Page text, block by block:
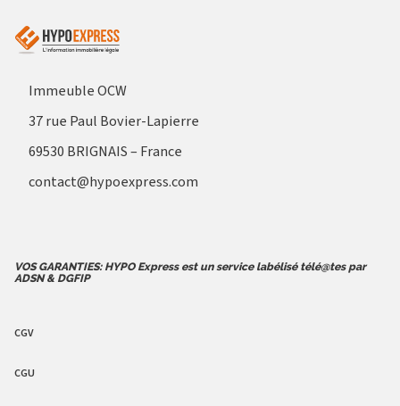
Immeuble OCW
37 rue Paul Bovier-Lapierre
69530 BRIGNAIS – France
contact@hypoexpress.com
VOS GARANTIES: HYPO Express est un service labélisé télé@tes par
ADSN & DGFIP
CGV
CGU